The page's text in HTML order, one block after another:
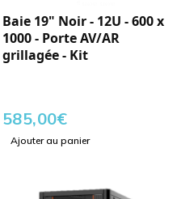
Baie 19" Noir - 12U - 600 x
1000 - Porte AV/AR
grillagée - Kit
585,00€
Ajouter au panier